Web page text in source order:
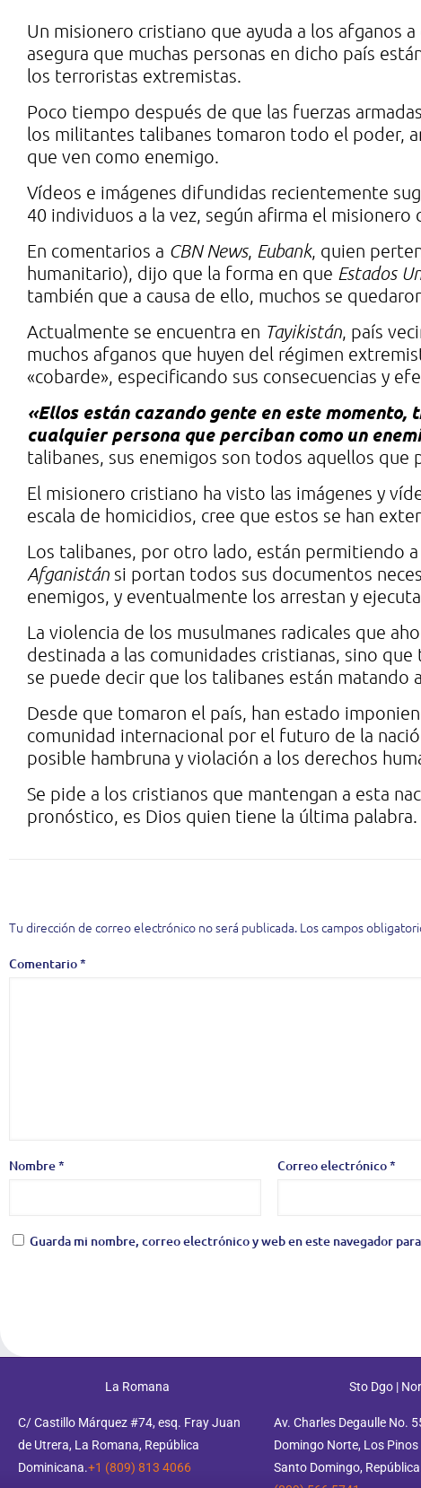
Un misionero cristiano que ayuda a los afganos
asegura que muchas personas en dicho país
los terroristas extremistas.
Poco tiempo después de que las fuerzas
los militantes talibanes tomaron todo el poder,
que ven como enemigo.
Vídeos e imágenes difundidas recientemente
40 individuos a la vez, según afirma el misionero
En comentarios a CBN News, Eubank, quien
humanitario), dijo que la forma en que Estados
también que a causa de ello, muchos se
Actualmente se encuentra en Tayikistán, país
muchos afganos que huyen del régimen
«cobarde», especificando sus consecuencias y
«Ellos están cazando gente en este
cualquier persona que perciban como un
talibanes, sus enemigos son todos aquellos que
El misionero cristiano ha visto las imágenes y
escala de homicidios, cree que estos se han
Los talibanes, por otro lado, están permitiendo
Afganistán si portan todos sus documentos
enemigos, y eventualmente los arrestan y
La violencia de los musulmanes radicales que
destinada a las comunidades cristianas, sino
se puede decir que los talibanes están matando
Desde que tomaron el país, han estado
comunidad internacional por el futuro de la
posible hambruna y violación a los derechos
Se pide a los cristianos que mantengan a esta
pronóstico, es Dios quien tiene la última palabra.
Tu dirección de correo electrónico no será publicada. Los campos
Comentario*
Nombre* Correo electrónico*
Guarda mi nombre, correo electrónico y web en este navegador
La Romana
C/ Castillo Márquez #74, esq. Fray Juan
de Utrera, La Romana, República
Dominicana.+1 (809) 813 4066
Sto Dgo |
Av. Charles Degaulle No.
Domingo Norte, Los Pinos
Santo Domingo,